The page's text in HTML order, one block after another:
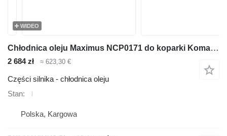
WIDEO
Chłodnica oleju Maximus NCP0171 do koparki Komatsu PC200
2 684 zł ≈ 623,30 €
Części silnika - chłodnica oleju
Stan
Polska, Kargowa